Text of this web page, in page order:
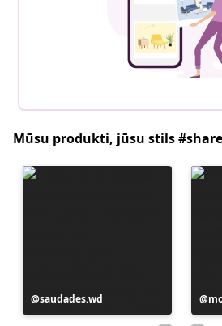
Mūsu produkti, jūsu stils
Ierakstu
publicējis
saudades.wd